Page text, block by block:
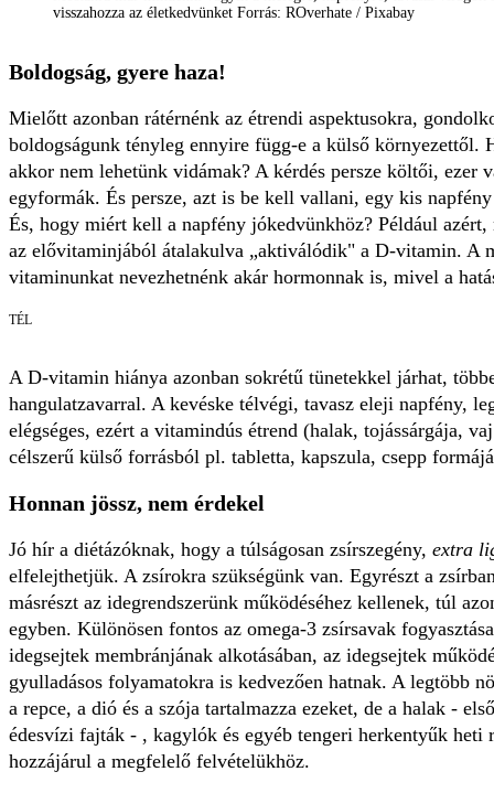
visszahozza az életkedvünket Forrás: ROverhate / Pixabay
Boldogság, gyere haza!
Mielőtt azonban rátérnénk az étrendi aspektusokra,
boldogságunk tényleg ennyire függ-e a külső környezettől.
akkor nem lehetünk vidámak? A kérdés persze költői, ezer
egyformák. És persze, azt is be kell vallani, egy kis
És, hogy miért kell a napfény jókedvünkhöz? Például azért,
az elővitaminjából átalakulva „aktiválódik" a D-vitamin. A
vitaminunkat nevezhetnénk akár hormonnak is, mivel a
TÉL
A D-vitamin hiánya azonban sokrétű tünetekkel járhat,
hangulatzavarral. A kevéske télvégi, tavasz eleji napfény,
elégséges, ezért a vitamindús étrend (halak, tojássárgája,
célszerű külső forrásból pl. tabletta, kapszula, csepp
Honnan jössz, nem érdekel
Jó hír a diétázóknak, hogy a túlságosan zsírszegény, extra
elfelejthetjük. A zsírokra szükségünk van. Egyrészt a
másrészt az idegrendszerünk működéséhez kellenek, túl
egyben. Különösen fontos az omega-3 zsírsavak
idegsejtek membránjának alkotásában, az idegsejtek
gyulladásos folyamatokra is kedvezően hatnak. A legtöbb
a repce, a dió és a szója tartalmazza ezeket, de a halak -
édesvízi fajták - , kagylók és egyéb tengeri herkentyűk heti
hozzájárul a megfelelő felvételükhöz.